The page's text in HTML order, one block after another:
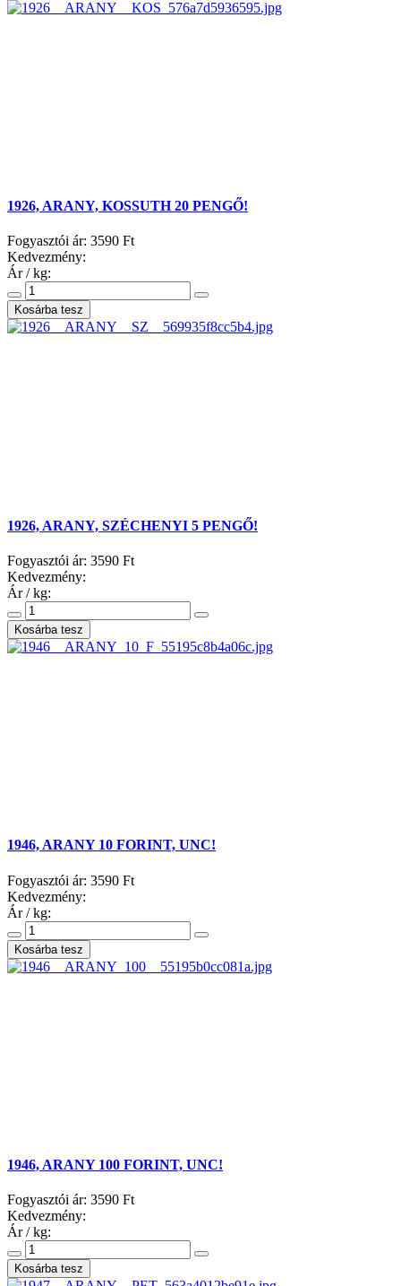
1926, ARANY, KOSSUTH 20 PENGŐ!
Fogyasztói ár: 3590 Ft
Kedvezmény:
Ár / kg:
1926, ARANY, SZÉCHENYI 5 PENGŐ!
Fogyasztói ár: 3590 Ft
Kedvezmény:
Ár / kg:
1946, ARANY 10 FORINT, UNC!
Fogyasztói ár: 3590 Ft
Kedvezmény:
Ár / kg:
1946, ARANY 100 FORINT, UNC!
Fogyasztói ár: 3590 Ft
Kedvezmény:
Ár / kg: